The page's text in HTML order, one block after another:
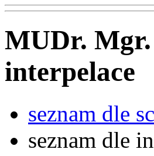
MUDr.
interpelace
seznam dle
seznam dle